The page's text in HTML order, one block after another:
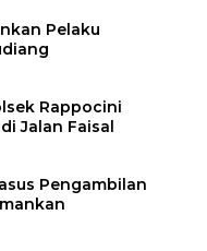
Pelaku
Rappocini
Jalan Faisal
Pengambilan